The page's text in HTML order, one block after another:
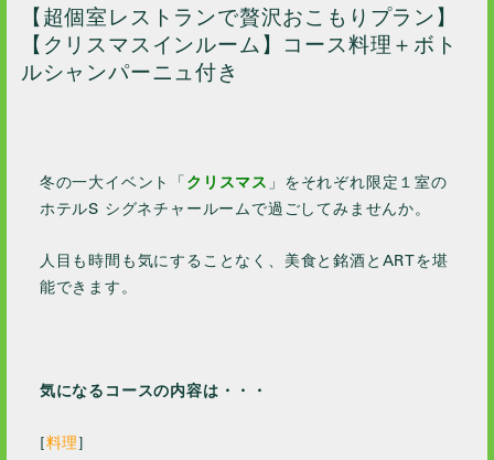
【超個室レストランで贅沢おこもりプラン】
【クリスマスインルーム】コース料理＋ボト
ルシャンパーニュ付き
冬の一大イベント「クリスマス 」をそれぞれ限定１室の
ホテルS シグネチャールームで過ごしてみませんか。
人目も時間も気にすることなく、美食と銘酒とARTを堪
能できます。
気になるコースの内容は・・・
[料理]